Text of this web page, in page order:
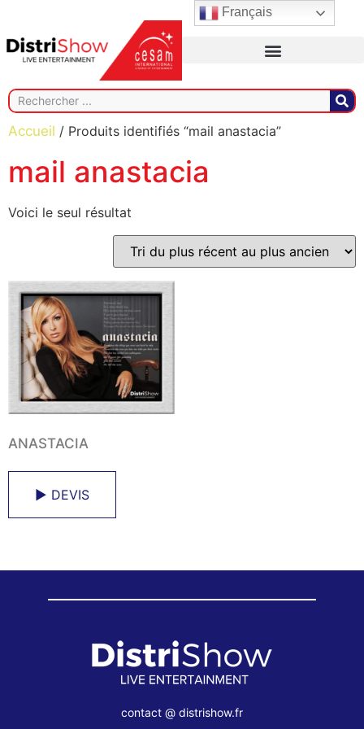
Accueil / Produits identifiés “mail anastacia”
mail anastacia
Voici le seul résultat
ANASTACIA
► DEVIS
contact @ distrishow.fr
Français